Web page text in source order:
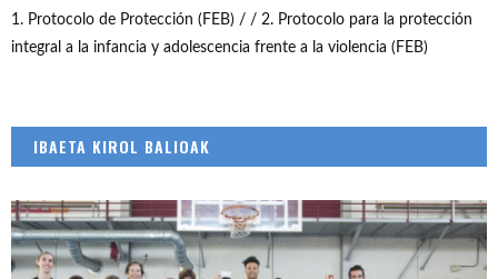
1. Protocolo de Protección (FEB) / / 2. Protocolo para la protección
integral a la infancia y adolescencia frente a la violencia (FEB)
IBAETA KIROL BALIOAK